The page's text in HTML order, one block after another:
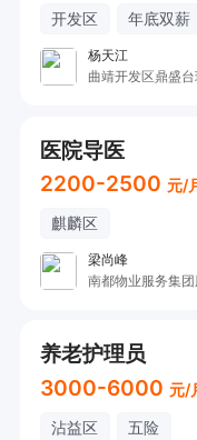
开发区 年底双薪
杨天江
曲靖开发区鼎盛
医院导医
2200-2500 元/
麒麟区
梁尚峰
南都物业服务集
养老护理员
3000-6000 元/
沾益区 五险